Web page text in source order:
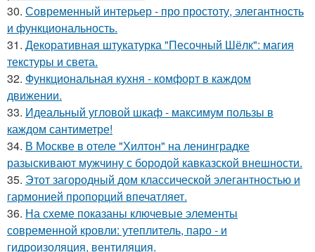
30. Современный интерьер - про простоту, элегантность
и функциональность.
31. Декоративная штукатурка "Песочный Шёлк": магия
текстуры и света.
32. Функциональная кухня - комфорт в каждом
движении.
33. Идеальный угловой шкаф - максимум пользы в
каждом сантиметре!
34. В Москве в отеле "Хилтон" на ленинградке
разыскивают мужчину с бородой кавказской внешности.
35. Этот загородный дом классической элегантностью и
гармонией пропорций впечатляет.
36. На схеме показаны ключевые элементы
современной кровли: утеплитель, паро - и
гидроизоляция, вентиляция.